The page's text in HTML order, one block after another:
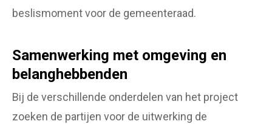
beslismoment voor de gemeenteraad.
Samenwerking met omgeving en
belanghebbenden
Bij de verschillende onderdelen van het project
zoeken de partijen voor de uitwerking de